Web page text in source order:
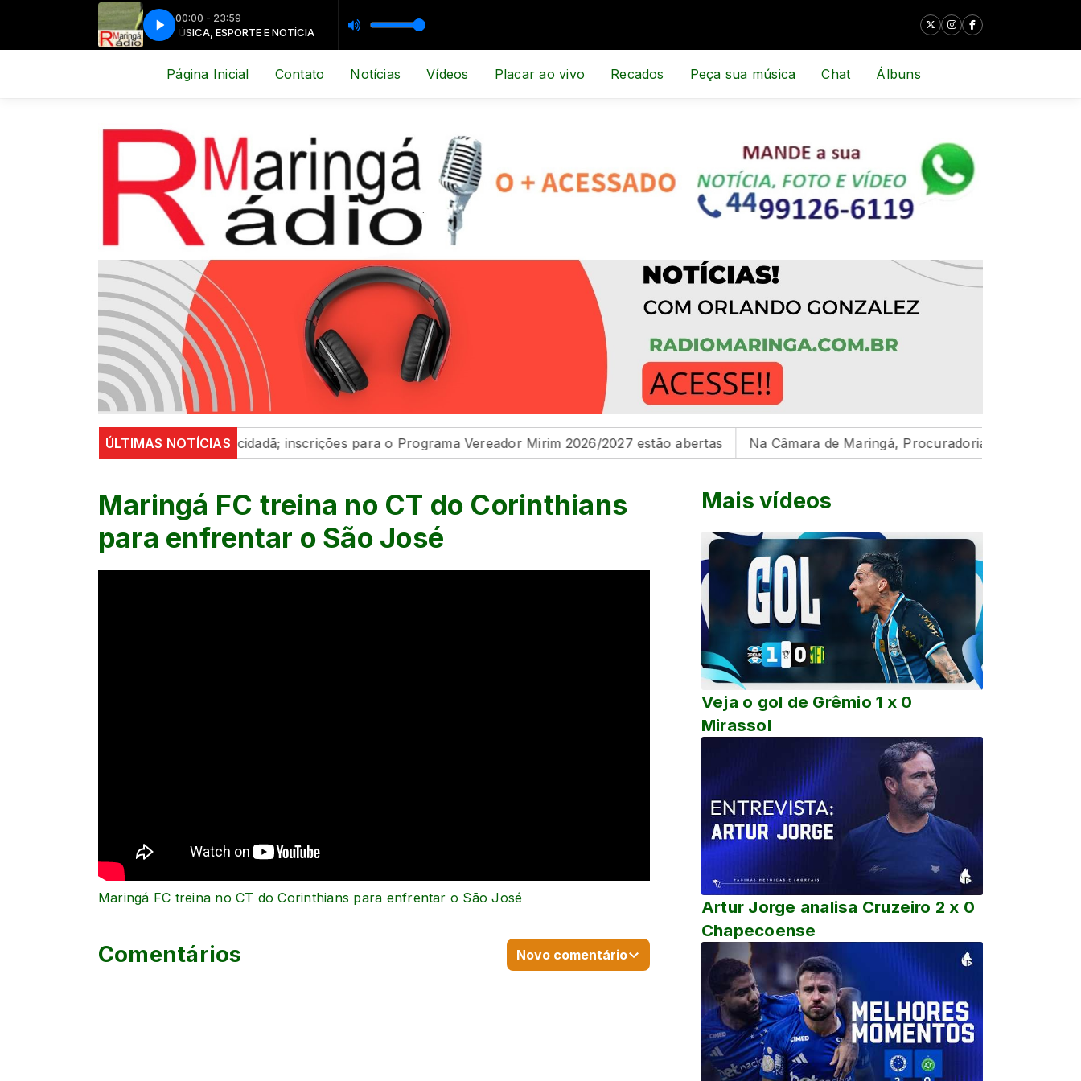
00:00 - 23:59
ESPORTE E NOTÍCIA MÚSICA, ESPORTE E NOTÍCIA
Página Inicial Contato Notícias Vídeos Placar ao vivo Recados Peça sua música Chat Álbuns
ÚLTIMAS NOTÍCIAS
e reforça participação cidadã; inscrições para o Programa Vereador Mirim 2026/2027 estão abertas Na Câmara de Maringá, Procuradoria da Mulher reafirma
Maringá FC treina no CT do Corinthians
para enfrentar o São José
Mais vídeos
Veja o gol de Grêmio 1 x 0
Mirassol
Artur Jorge analisa Cruzeiro 2 x 0
Chapecoense
Maringá FC treina no CT do Corinthians para enfrentar o São José
Comentários Novo comentário